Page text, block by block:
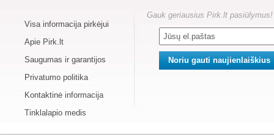
Visa informacija pirkėjui
Apie Pirk.lt
Saugumas ir garantijos
Privatumo politika
Kontaktinė informacija
Tinklalapio medis
Gauk geriausius Pirk.lt pasiūlymus!